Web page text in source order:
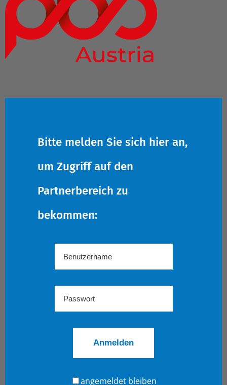
Bitte melden Sie sich hier an,
um Zugriff auf den
Partnerbereich zu
bekommen:
angemeldet bleiben